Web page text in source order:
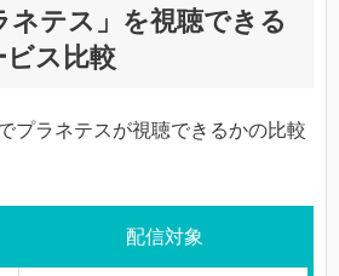
ネテス」を視聴できる
ビス比較
プラネテスが視聴できるかの比較
配信対象